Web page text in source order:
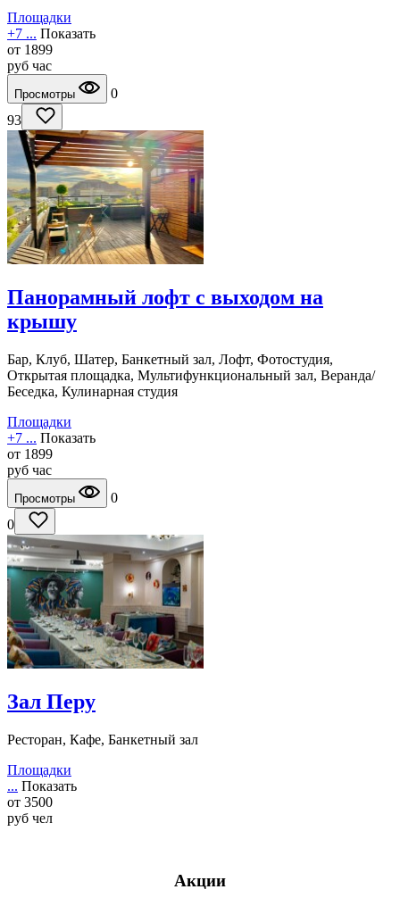
Площадки
+7 ... Показать
от 1899
руб час
Просмотры
0
93
Панорамный лофт с выходом на
крышу
Бар, Клуб, Шатер, Банкетный зал, Лофт, Фотостудия,
Открытая площадка, Мультифункциональный зал, Веранда/
Беседка, Кулинарная студия
Площадки
+7 ... Показать
от 1899
руб час
Просмотры
0
0
Зал Перу
Ресторан, Кафе, Банкетный зал
Площадки
... Показать
от 3500
руб чел
Акции